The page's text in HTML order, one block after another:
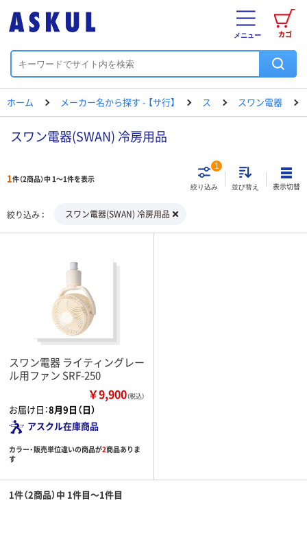
カゴ
メニュー
ホーム メーカー名から探す - 【サ行】 ス スワン電器
スワン電器(SWAN) 冷房用品
1件（2商品）中 1～1件を表示
絞り込み
1
並び替え 表示切替
絞り込み スワン電器(SWAN) 冷房用品
スワン電器 ライティングレー
ル用ファン SRF-250
￥9,900（税込）
お届け日：8月9日（日）
アスクル在庫商品
カラー・販売単位違いの商品が2商品ありま
す
1件（2商品）中 1件目～1件目